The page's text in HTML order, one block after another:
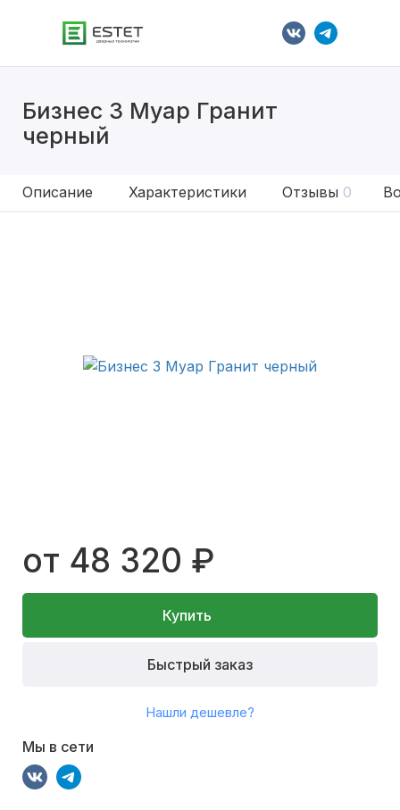
Бизнес 3 Муар Гранит
черный
Описание Характеристики Отзывы 0
от 48 320 ₽
Купить
Быстрый заказ
Нашли дешевле?
Мы в сети